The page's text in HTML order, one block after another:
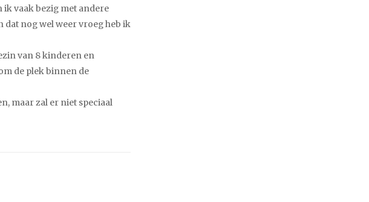
vaak bezig met andere
dat nog wel weer vroeg heb ik
van 8 kinderen en
de plek binnen de
maar zal er niet speciaal